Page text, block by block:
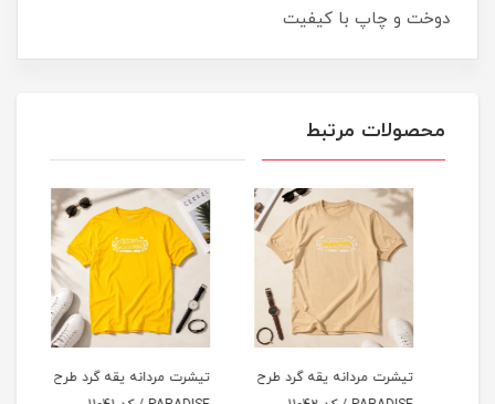
دوخت و چاپ با کیفیت
محصولات مرتبط
تیشرت مردانه یقه گرد طرح
تیشرت مردانه یقه گرد طرح